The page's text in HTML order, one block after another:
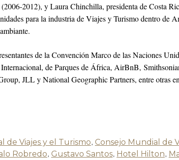
2012), y Laura Chinchilla, presidenta de Costa
para la industria de Viajes y Turismo dentro de
de la Convención Marco de las Naciones
de Parques de África, AirBnB,
JLL y National Geographic Partners, entre otras
de Viajes y el Turismo, Consejo Mundial de
Robredo, Gustavo Santos, Hotel Hilton,